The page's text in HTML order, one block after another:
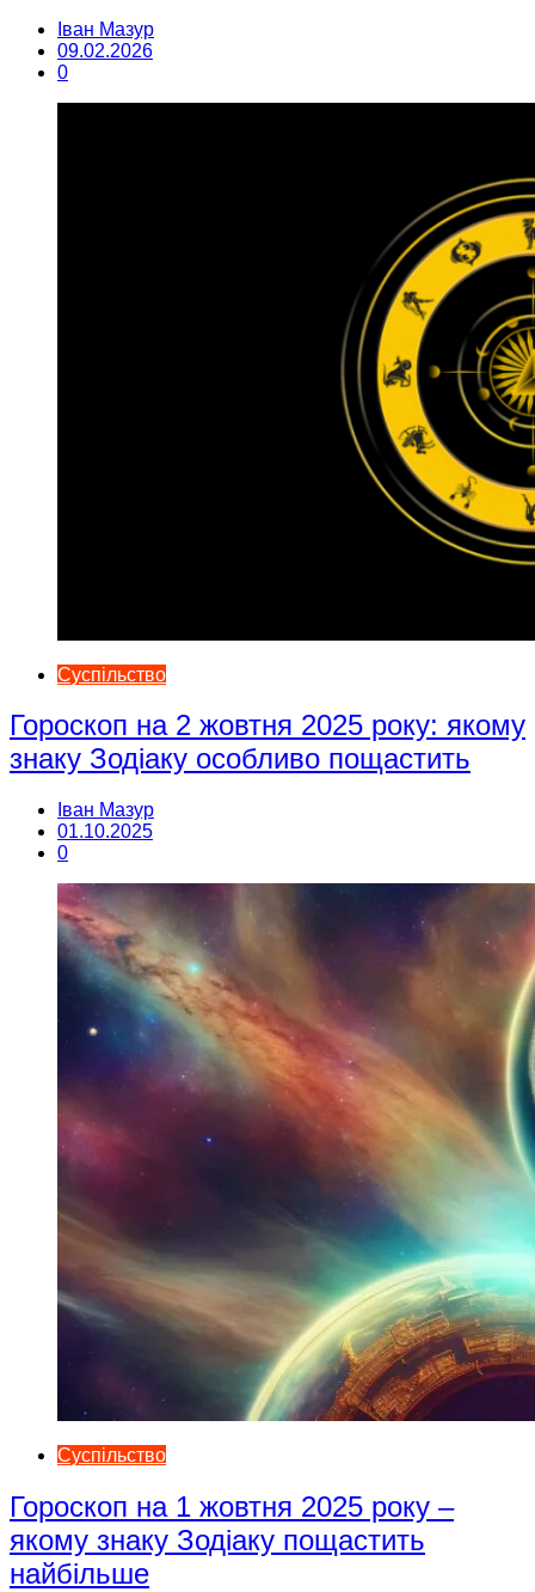
Іван Мазур
09.02.2026
0
Суспільство
Гороскоп на 2 жовтня 2025 року: якому
знаку Зодіаку особливо пощастить
Іван Мазур
01.10.2025
0
Суспільство
Гороскоп на 1 жовтня 2025 року –
якому знаку Зодіаку пощастить
найбільше